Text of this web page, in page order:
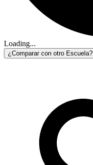
Loading...
¿Comparar con otro Escuela?